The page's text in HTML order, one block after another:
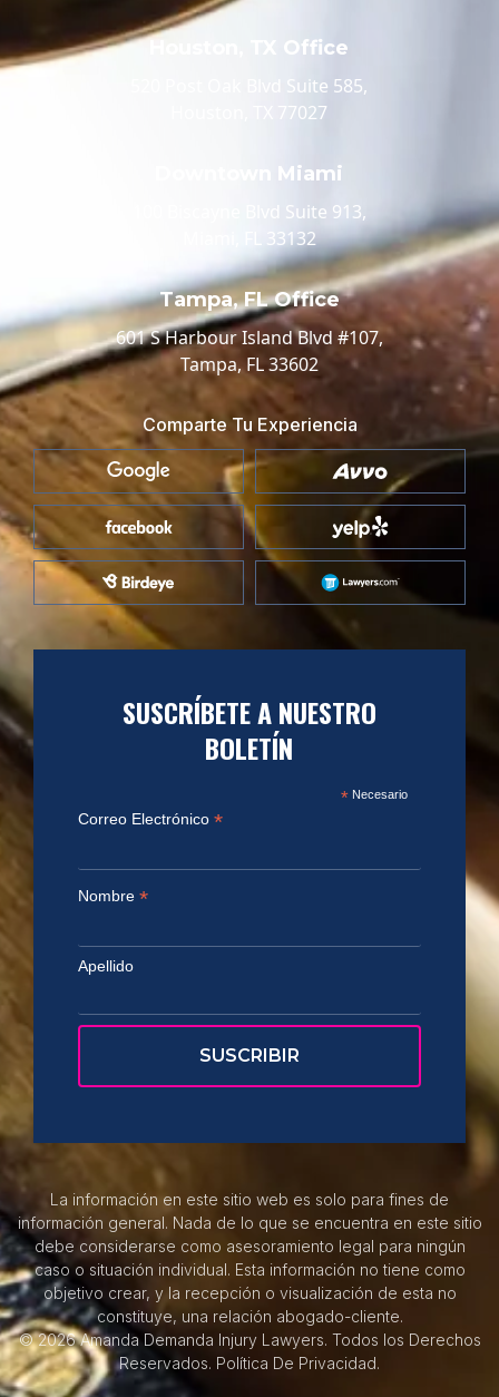
Houston, TX Office
520 Post Oak Blvd Suite 585,
Houston, TX 77027
Downtown Miami
100 Biscayne Blvd Suite 913,
Miami, FL 33132
Tampa, FL Office
601 S Harbour Island Blvd #107,
Tampa, FL 33602
Comparte Tu Experiencia
SUSCRÍBETE A NUESTRO
BOLETÍN
*Necesario
Correo Electrónico *
Nombre *
Apellido
La información en este sitio web es solo para fines de
información general. Nada de lo que se encuentra en este sitio
debe considerarse como asesoramiento legal para ningún
caso o situación individual. Esta información no tiene como
objetivo crear, y la recepción o visualización de esta no
constituye, una relación abogado-cliente.
© 2026 Amanda Demanda Injury Lawyers. Todos los Derechos
Reservados. Política De Privacidad.